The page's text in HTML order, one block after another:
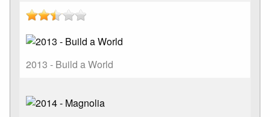
2013 - Build a World